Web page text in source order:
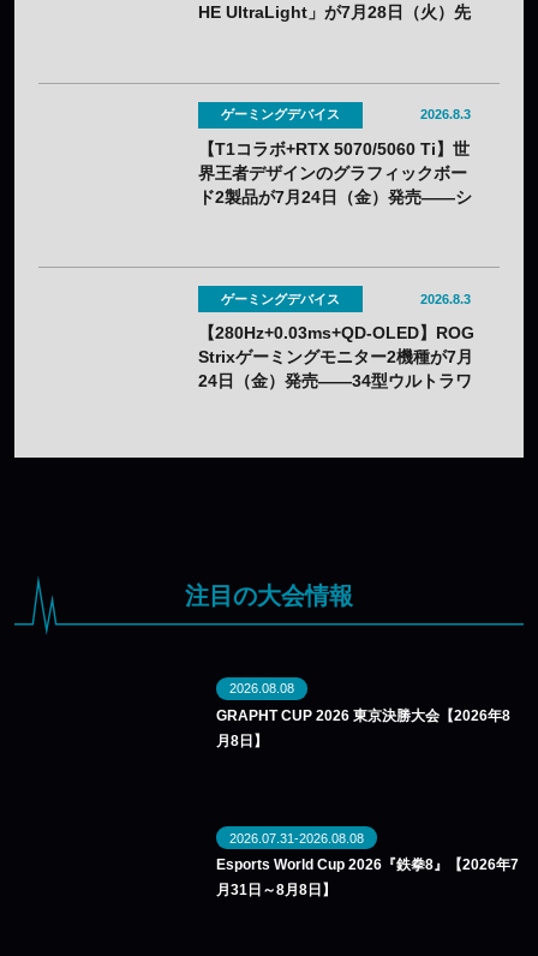
HE UltraLight」が7月28日（火）先
ゲーミングデバイス 2026.8.3
【T1コラボ+RTX 5070/5060 Ti】世
界王者デザインのグラフィックボー
ド2製品が7月24日（金）発売——シ
ゲーミングデバイス 2026.8.3
【280Hz+0.03ms+QD-OLED】ROG
Strixゲーミングモニター2機種が7月
24日（金）発売——34型ウルトラワ
注目の大会情報
2026.08.08
GRAPHT CUP 2026 東京決勝大会【2026年8
月8日】
2026.07.31-2026.08.08
Esports World Cup 2026『鉄拳8』【2026年7
月31日～8月8日】